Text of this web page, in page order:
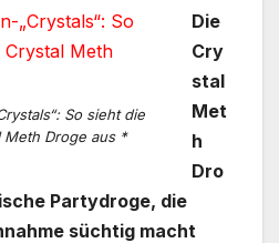
So sieht die
Meth Droge aus *
Die
Cry
stal
Met
h
Dro
Partydroge, die
süchtig macht